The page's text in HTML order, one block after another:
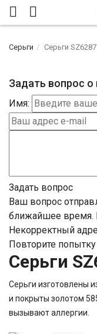
Серьги Серьги SZ6287
Задать вопрос о
Имя:
Задать вопрос
Ваш вопрос
ближайшее время.
Некорректный
Повторите
Серьги
Серьги изготовлены
и покрыты золотом
вызывают аллергии.